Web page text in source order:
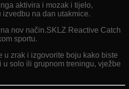
aktivira i mozak i tijelo,
na dan utakmice.
nov način.SKLZ Reactive Catch
sportu.
zrak i izgovorite boju kako biste
solo ili grupnom treningu, vježbe